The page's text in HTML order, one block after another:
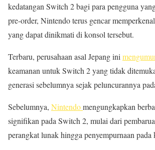
kedatangan Switch 2 bagi para pengguna
pre-order, Nintendo terus gencar
yang dapat dinikmati di konsol tersebut.
Terbaru, perusahaan asal Jepang ini
keamanan untuk Switch 2 yang tidak
generasi sebelumnya sejak peluncurannya
Sebelumnya, Nintendomengungkapkan
signifikan pada Switch 2, mulai dari
perangkat lunak hingga penyempurnaan